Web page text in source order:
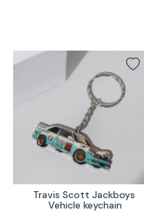
Travis Scott Jackboys
Vehicle keychain